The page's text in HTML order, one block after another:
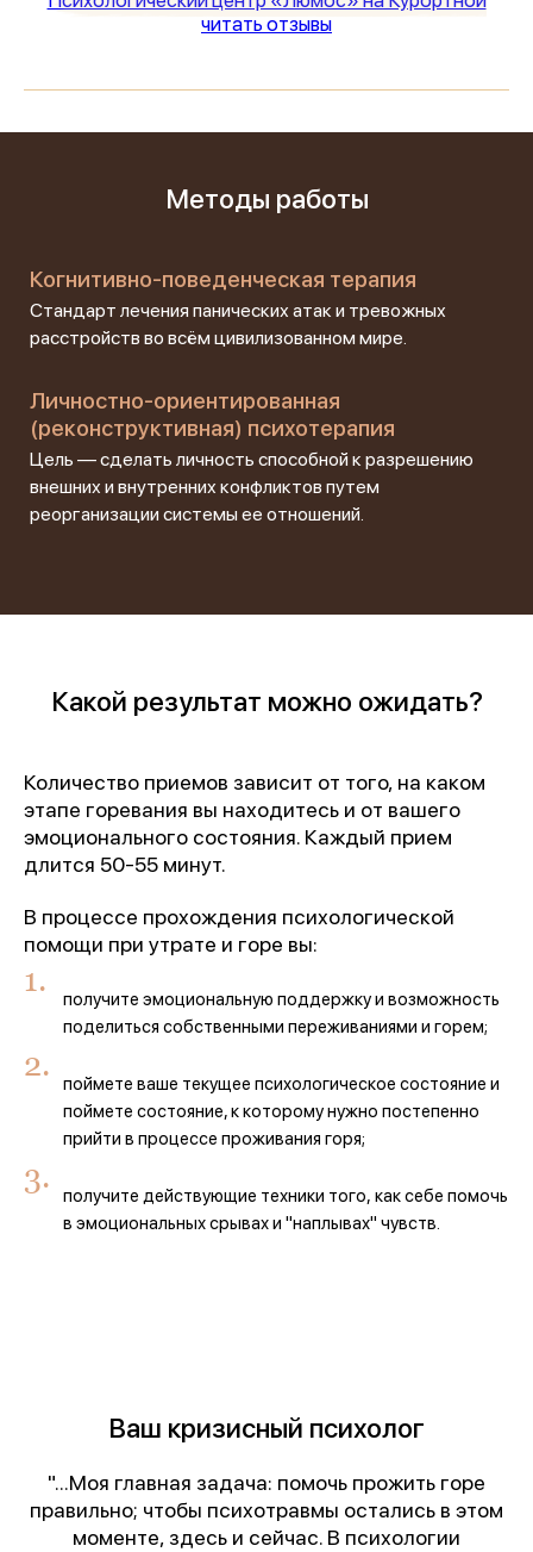
читать отзывы
Методы работы
Когнитивно-поведенческая терапия
Стандарт лечения панических атак и тревожных
расстройств во всём цивилизованном мире.
Личностно-ориентированная
(реконструктивная) психотерапия
Цель — сделать личность способной к разрешению
внешних и внутренних конфликтов путем
реорганизации системы ее отношений.
Какой результат можно ожидать?
Количество приемов зависит от того, на каком
этапе горевания вы находитесь и от вашего
эмоционального состояния. Каждый прием
длится 50-55 минут.
В процессе прохождения психологической
помощи при утрате и горе вы:
получите эмоциональную поддержку и возможность
поделиться собственными переживаниями и горем;
поймете ваше текущее психологическое состояние и
поймете состояние, к которому нужно постепенно
прийти в процессе проживания горя;
получите действующие техники того, как себе помочь
в эмоциональных срывах и "наплывах" чувств.
Ваш кризисный психолог
"...Моя главная задача: помочь прожить горе
правильно; чтобы психотравмы остались в этом
моменте, здесь и сейчас. В психологии